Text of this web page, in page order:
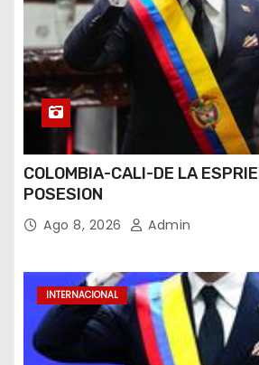
COLOMBIA-CALI-DE LA
POSESION
Ago 8, 2026 Admin
INTERNACIONAL